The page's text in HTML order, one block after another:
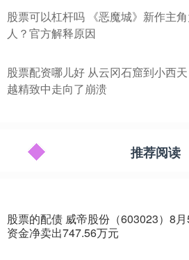
股票可以杠杆吗 《恶魔城》新作主
人？官方解释原因
股票配资哪儿好 从云冈石窟到小西
越精致中走向了崩溃
推荐阅读
股票的配债 威帝股份（603023）8
资金净卖出747.56万元